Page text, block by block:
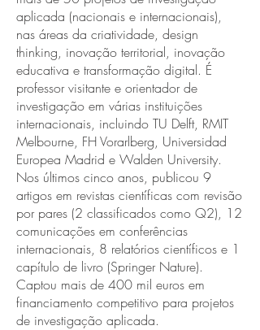
aplicada (nacionais e internacionais),
nas áreas da criatividade, design
thinking, inovação territorial, inovação
educativa e transformação digital. É
professor visitante e orientador de
investigação em várias instituições
internacionais, incluindo TU Delft, RMIT
Melbourne, FH Vorarlberg, Universidad
Europea Madrid e Walden University.
Nos últimos cinco anos, publicou 9
artigos em revistas científicas com revisão
por pares (2 classificados como Q2), 12
comunicações em conferências
internacionais, 8 relatórios científicos e 1
capítulo de livro (Springer Nature).
Captou mais de 400 mil euros em
financiamento competitivo para projetos
de investigação aplicada.